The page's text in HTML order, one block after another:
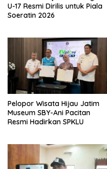
U-17 Resmi Dirilis untuk Piala
Soeratin 2026
Pelopor Wisata Hijau Jatim
Museum SBY-Ani Pacitan
Resmi Hadirkan SPKLU